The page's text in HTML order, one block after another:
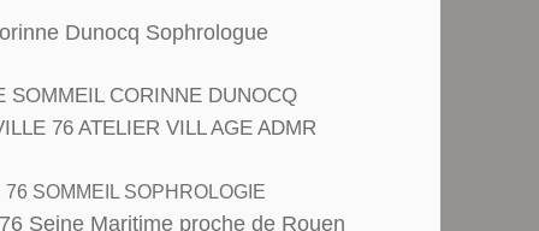
Dunocq Sophrologue
SOMMEIL CORINNE DUNOCQ
76 ATELIER VILL AGE ADMR
SOMMEIL SOPHROLOGIE
Seine Maritime proche de Rouen